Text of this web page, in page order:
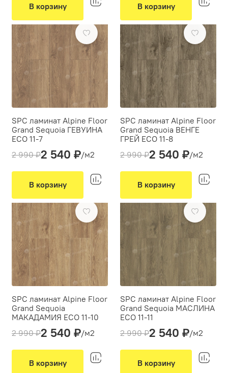
Классическая укладка
Цвет:Бежевый
В корзину
Классическая укладка
Цвет:Коричневый
В корзину
SPC ламинат Alpine Floor
Grand Sequoia ГЕВУИНА
ECO 11-7
Толщина(мм):4
Вид укладки:
Классическая укладка
Цвет:Коричневый
2 990 ₽2 540 ₽/м2
В корзину
SPC ламинат Alpine Floor
Grand Sequoia ВЕНГЕ
ГРЕЙ ECO 11-8
Толщина(мм):4
Вид укладки:
Классическая укладка
Цвет:
Коричневый, Серый
2 990 ₽2 540 ₽/м2
В корзину
SPC ламинат Alpine Floor
Grand Sequoia
МАКАДАМИЯ ECO 11-10
Толщина(мм):4
Вид укладки:
Классическая укладка
2 990 ₽2 540 ₽/м2
В корзину
SPC ламинат Alpine Floor
Grand Sequoia МАСЛИНА
ECO 11-11
Толщина(мм):4
Вид укладки:
Классическая укладка
2 990 ₽2 540 ₽/м2
В корзину